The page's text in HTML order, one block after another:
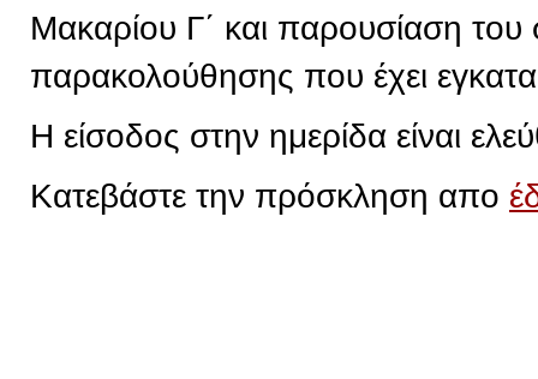
Μακαρίου Γ΄ και παρουσίαση του
παρακολούθησης που έχει
Η είσοδος στην ημερίδα είναι
Κατεβάστε την πρόσκληση απο